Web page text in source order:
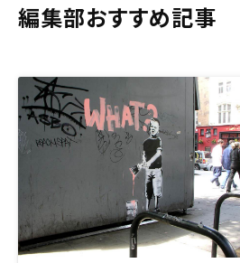
編集部おすすめ記事